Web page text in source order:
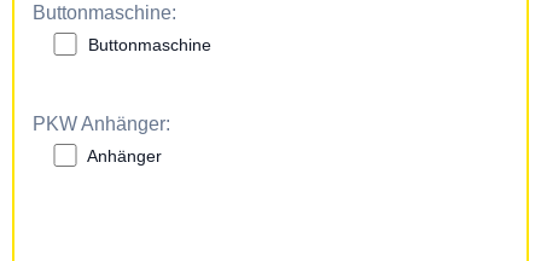
Buttonmaschine:
Buttonmaschine
PKW Anhänger:
Anhänger